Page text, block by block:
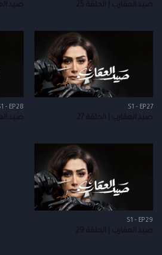
صيد العقارب | الحلقة 25 صيد
S1 - EP27
صيد العقارب | الحلقة 27
- EP28
صيد
S1 - EP29
صيد العقارب | الحلقة 29